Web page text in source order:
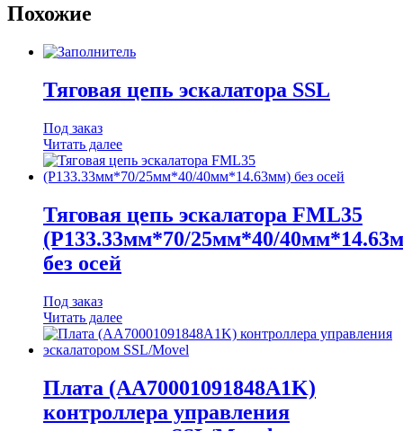
Похожие
Тяговая цепь эскалатора SSL
Под заказ
Читать далее
Тяговая цепь эскалатора FML35
(P133.33мм*70/25мм*40/
без осей
Под заказ
Читать далее
Плата (AA70001091848A1K)
контроллера управления